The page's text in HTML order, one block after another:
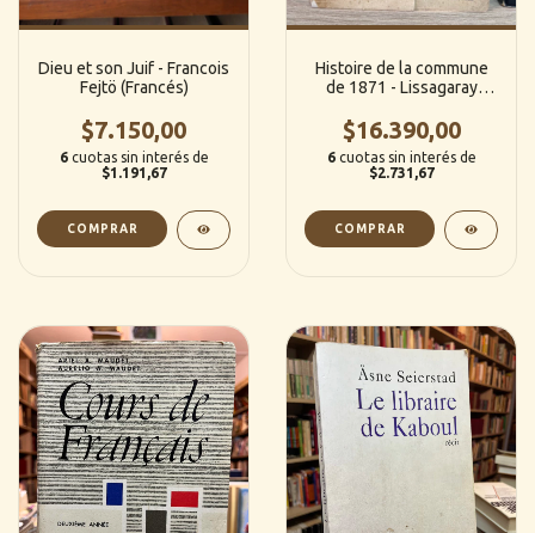
Dieu et son Juif - Francois
Fejtö (Francés)
$7.150,00
6 cuotas sin interés de
$1.191,67
Histoire de la commune
de 1871 - Lissagaray
(Francés)
$16.390,00
6 cuotas sin interés de
$2.731,67